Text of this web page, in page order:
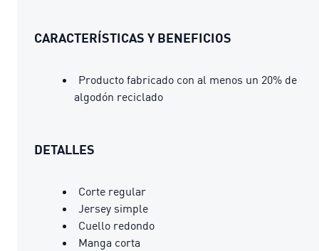
CARACTERÍSTICAS Y BENEFICIOS
Producto fabricado con al menos un 20% de
algodón reciclado
DETALLES
Corte regular
Jersey simple
Cuello redondo
Manga corta